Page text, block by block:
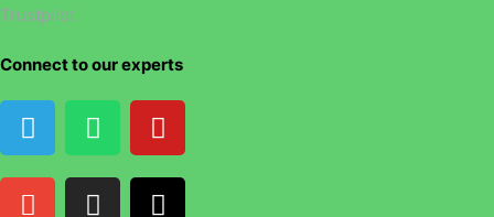
Trustpilot
Connect to our experts